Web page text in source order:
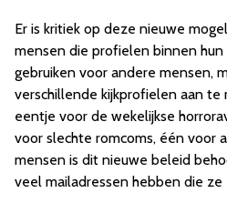
Er is kritiek op deze nieuwe
mensen die profielen binnen
gebruiken voor andere mensen,
verschillende kijkprofielen aan te
eentje voor de wekelijkse
voor slechte romcoms, één voor
mensen is dit nieuwe beleid
veel mailadressen hebben die